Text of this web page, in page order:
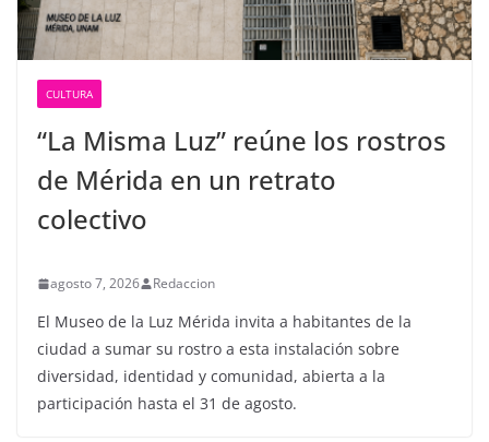
CULTURA
“La Misma Luz” reúne los rostros
de Mérida en un retrato
colectivo
agosto 7, 2026 Redaccion
El Museo de la Luz Mérida invita a habitantes de la
ciudad a sumar su rostro a esta instalación sobre
diversidad, identidad y comunidad, abierta a la
participación hasta el 31 de agosto.